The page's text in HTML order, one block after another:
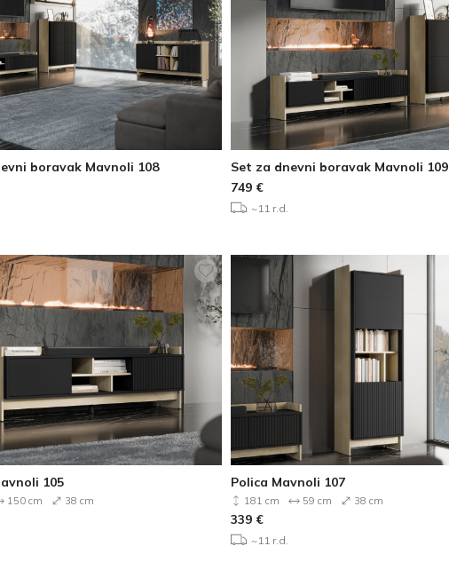
boravak Mavnoli 108
Set za dnevni boravak Mavnoli 109
749 €
~11 r.d.
105
150 cm 38 cm
Polica Mavnoli 107
181 cm 59 cm 38 cm
339 €
~11 r.d.